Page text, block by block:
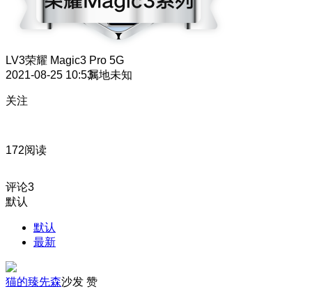
LV3荣耀 Magic3 Pro 5G
2021-08-25 10:53属地未知
关注
172阅读
评论3
默认
默认
最新
猫的臻先森沙发 赞